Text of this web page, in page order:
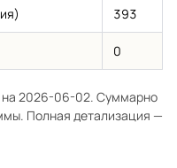
393
0
2026-06-02. Суммарно
Полная детализация —